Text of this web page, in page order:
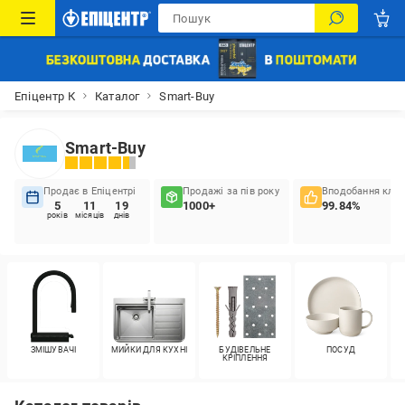
Епіцентр К Каталог Smart-Buy
Smart-Buy
Продає в Епіцентрі
5
років
11
місяців
19
днів
Продажі за пів року
1000+
Вподобання
99.84%
ЗМІШУВАЧІ МИЙКИ ДЛЯ КУХНІ
БУДІВЕЛЬНЕ
КРІПЛЕННЯ
ПОСУД